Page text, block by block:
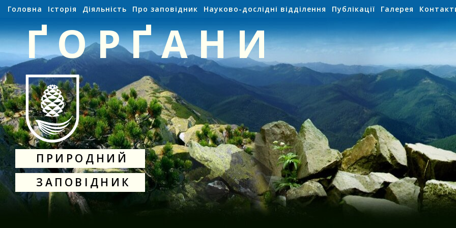
Головна Історія Діяльність Про заповідник Науково-дослідні відділення Публікації Галерея
ҐОРҐАНИ
ПРИРОДНИЙ
ЗАПОВІДНИК